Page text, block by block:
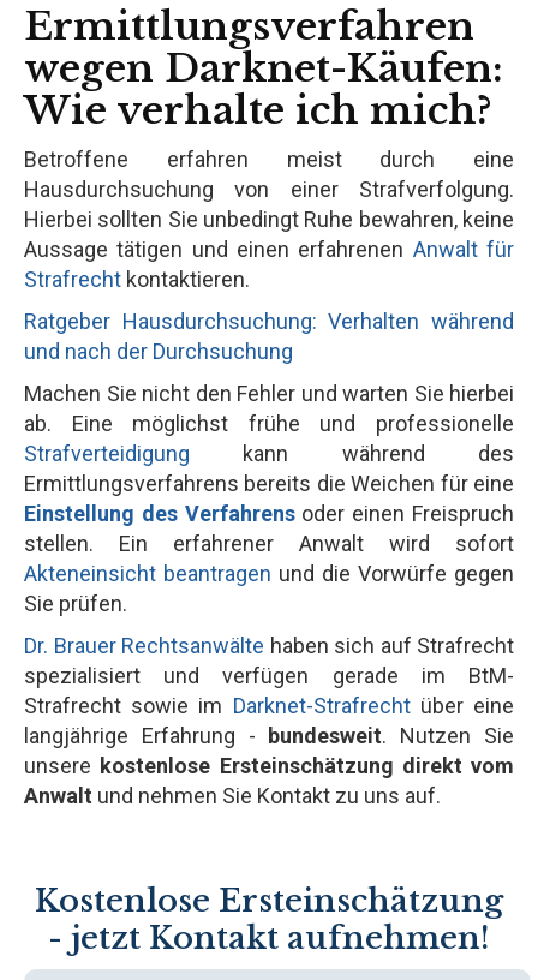
Ermittlungsverfahren
wegen Darknet-Käufen:
Wie verhalte ich mich?
Betroffene erfahren meist durch eine
Hausdurchsuchung von einer Strafverfolgung.
Hierbei sollten Sie unbedingt Ruhe bewahren, keine
Aussage tätigen und einen erfahrenen Anwalt für
Strafrecht kontaktieren.
Ratgeber Hausdurchsuchung: Verhalten während
und nach der Durchsuchung
Machen Sie nicht den Fehler und warten Sie hierbei
ab. Eine möglichst frühe und professionelle
Strafverteidigung kann während des
Ermittlungsverfahrens bereits die Weichen für eine
Einstellung des Verfahrensoder einen Freispruch
stellen. Ein erfahrener Anwalt wird sofort
Akteneinsicht beantragen und die Vorwürfe gegen
Sie prüfen.
Dr. Brauer Rechtsanwälte haben sich auf Strafrecht
spezialisiert und verfügen gerade im BtM-
Strafrecht sowie im Darknet-Strafrechtüber eine
langjährige Erfahrung - bundesweit. Nutzen Sie
unsere kostenlose Ersteinschätzung direkt vom
Anwalt und nehmen Sie Kontakt zu uns auf.
Kostenlose Ersteinschätzung
- jetzt Kontakt aufnehmen!